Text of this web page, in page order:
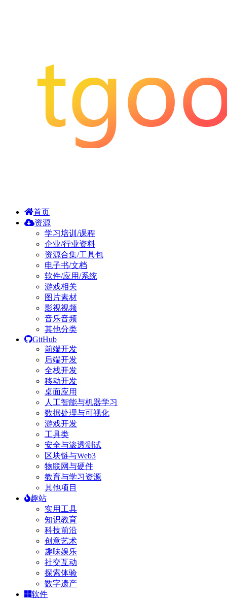
首页
资源
学习培训/课程
企业/行业资料
资源合集/工具包
电子书/文档
软件/应用/系统
游戏相关
图片素材
影视视频
音乐音频
其他分类
GitHub
前端开发
后端开发
全栈开发
移动开发
桌面应用
人工智能与机器学习
数据处理与可视化
游戏开发
工具类
安全与渗透测试
区块链与Web3
物联网与硬件
教育与学习资源
其他项目
趣站
实用工具
知识教育
科技前沿
创意艺术
趣味娱乐
社交互动
探索体验
数字遗产
软件